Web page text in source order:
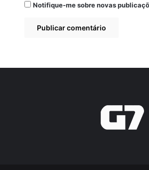
Notifique-me sobre novas